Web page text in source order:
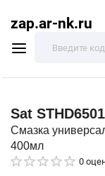
zap.ar-nk.ru
Sat
Смазка
400мл
0